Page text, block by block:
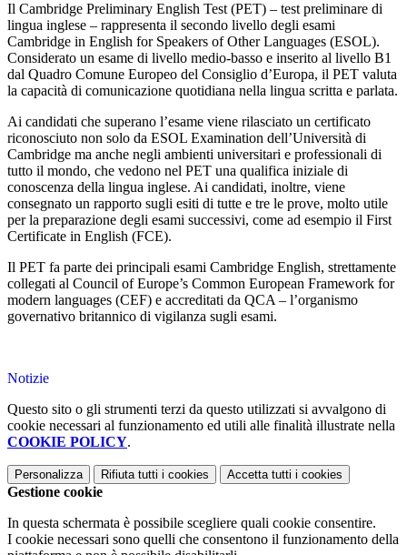
Il Cambridge Preliminary English Test (PET) – test preliminare di
lingua inglese – rappresenta il secondo livello degli esami
Cambridge in English for Speakers of Other Languages (ESOL).
Considerato un esame di livello medio-basso e inserito al livello B1
dal Quadro Comune Europeo del Consiglio d’Europa, il PET valuta
la capacità di comunicazione quotidiana nella lingua scritta e parlata.
Ai candidati che superano l’esame viene rilasciato un certificato
riconosciuto non solo da ESOL Examination dell’Università di
Cambridge ma anche negli ambienti universitari e professionali di
tutto il mondo, che vedono nel PET una qualifica iniziale di
conoscenza della lingua inglese. Ai candidati, inoltre, viene
consegnato un rapporto sugli esiti di tutte e tre le prove, molto utile
per la preparazione degli esami successivi, come ad esempio il First
Certificate in English (FCE).
Il PET fa parte dei principali esami Cambridge English, strettamente
collegati al Council of Europe’s Common European Framework for
modern languages (CEF) e accreditati da QCA – l’organismo
governativo britannico di vigilanza sugli esami.
Notizie
Questo sito o gli strumenti terzi da questo utilizzati si avvalgono di
cookie necessari al funzionamento ed utili alle finalità illustrate nella
COOKIE POLICY.
Personalizza Rifiuta tutti i cookies Accetta tutti i cookies
Gestione cookie
In questa schermata è possibile scegliere quali cookie consentire.
I cookie necessari sono quelli che consentono il funzionamento della